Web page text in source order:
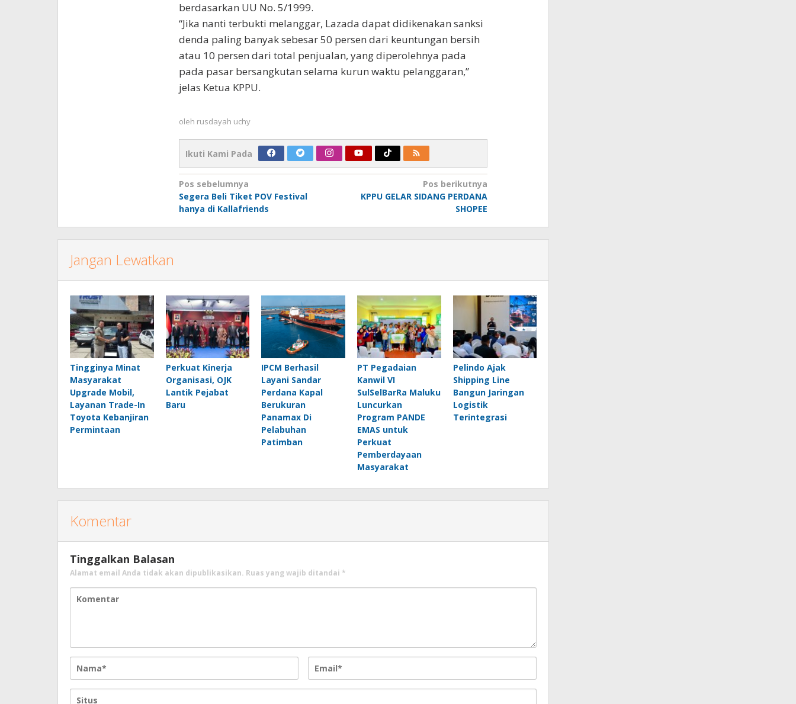
berdasarkan UU No. 5/1999.
“Jika nanti terbukti melanggar, Lazada dapat didikenakan sanksi
denda paling banyak sebesar 50 persen dari keuntungan bersih
atau 10 persen dari total penjualan, yang diperolehnya pada
pada pasar bersangkutan selama kurun waktu pelanggaran,”
jelas Ketua KPPU.
oleh rusdayah uchy
Ikuti Kami Pada
Navigasi
pos
Pos sebelumnya
Segera Beli Tiket POV Festival
hanya di Kallafriends
Pos berikutnya
KPPU GELAR SIDANG PERDANA
SHOPEE
Jangan Lewatkan
Tingginya Minat
Masyarakat
Upgrade Mobil,
Layanan Trade-In
Toyota Kebanjiran
Permintaan
Perkuat Kinerja
Organisasi, OJK
Lantik Pejabat
Baru
IPCM Berhasil
Layani Sandar
Perdana Kapal
Berukuran
Panamax Di
Pelabuhan
Patimban
PT Pegadaian
Kanwil VI
SulSelBarRa Maluku
Luncurkan
Program PANDE
EMAS untuk
Perkuat
Pemberdayaan
Masyarakat
Pelindo Ajak
Shipping Line
Bangun Jaringan
Logistik
Terintegrasi
Komentar
Tinggalkan Balasan
Alamat email Anda tidak akan dipublikasikan. Ruas yang wajib ditandai *